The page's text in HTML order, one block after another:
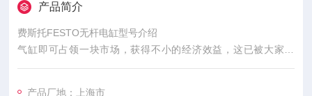
产品简介
费斯托FESTO无杆电缸型号介绍
气缸即可占领一块市场，获得不小的经济效益，这已被大家共
识。济南华能气动元器件公司为铁路编组和轮轨润滑的特殊要求
产品厂地：上海市